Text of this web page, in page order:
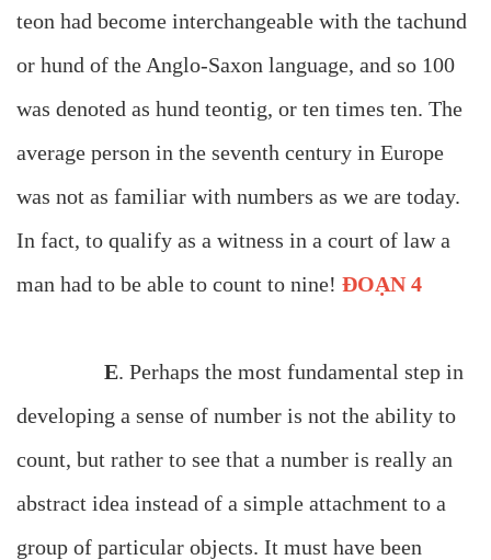
teon had become interchangeable with the tachund
or hund of the Anglo-Saxon language, and so 100
was denoted as hund teontig, or ten times ten. The
average person in the seventh century in Europe
was not as familiar with numbers as we are today.
In fact, to qualify as a witness in a court of law a
man had to be able to count to nine! ĐOẠN 4
E. Perhaps the most fundamental step in
developing a sense of number is not the ability to
count, but rather to see that a number is really an
abstract idea instead of a simple attachment to a
group of particular objects. It must have been